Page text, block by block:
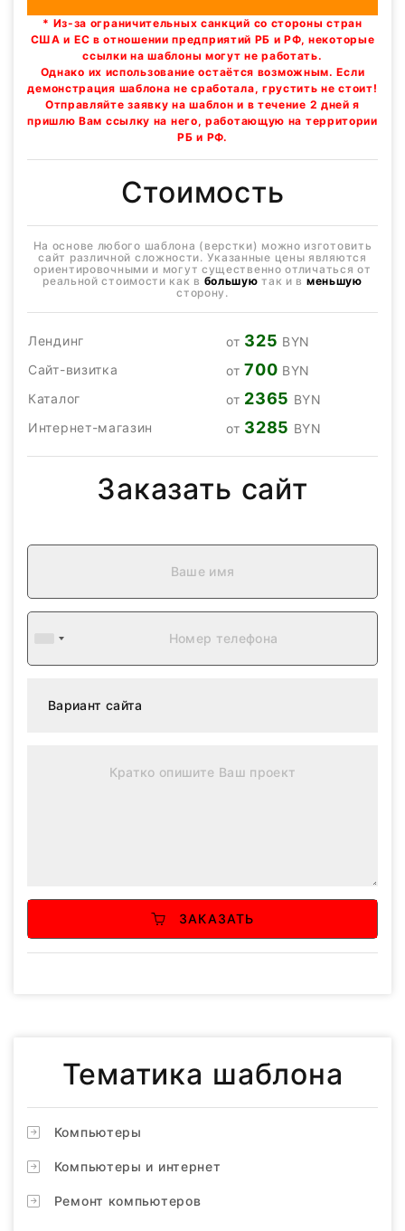
* Из-за ограничительных санкций со стороны стран
США и ЕС в отношении предприятий РБ и РФ, некоторые
ссылки на шаблоны могут не работать.
Однако их использование остаётся возможным. Если
демонстрация шаблона не сработала, грустить не стоит!
Отправляйте заявку на шаблон и в течение 2 дней я
пришлю Вам ссылку на него, работающую на территории
РБ и РФ.
Стоимость
На основе любого шаблона (верстки) можно изготовить
сайт различной сложности. Указанные цены являются
ориентировочными и могут существенно отличаться от
реальной стоимости как в большую так и в меньшую
сторону.
Лендинг от 325 BYN
Сайт-визитка
от700 BYN
Каталог
от 2365 BYN
Интернет-магазин
от 3285 BYN
Заказать сайт
ЗАКАЗАТЬ
Тематика шаблона
Компьютеры
Компьютеры и интернет
Ремонт компьютеров